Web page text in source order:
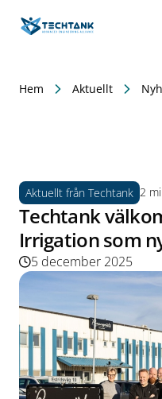
Hem Aktuellt
Aktuellt från Techtank 2
Techtank
Irrigation som
5 december 2025